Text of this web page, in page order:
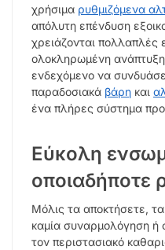
χρήσιμα ρυθμιζόμενα
απόλυτη επένδυση
χρειάζονται πολλαπλές
ολοκληρωμένη
ενδεχόμενο να
παραδοσιακά βάρη και
ένα πλήρες σύστημα
Εύκολη
οποιαδήποτε
Μόλις τα αποκτήσετε,
καμία συναρμολόγηση
τον περιστασιακό